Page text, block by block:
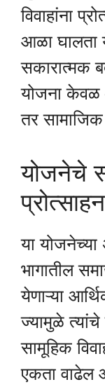
विवाहांना
आळा घालता
सकारात्मक
योजना केवळ
तर सामाजिक
योजनेचे
प्रोत्साहन
या
भागातील
येणाऱ्या
ज्यामुळे
सामूहिक
एकता वाढेल